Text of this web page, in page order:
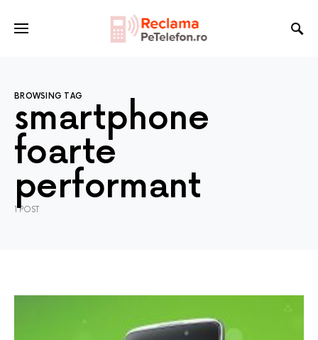
BROWSING TAG
smartphone
foarte
performant
1 POST